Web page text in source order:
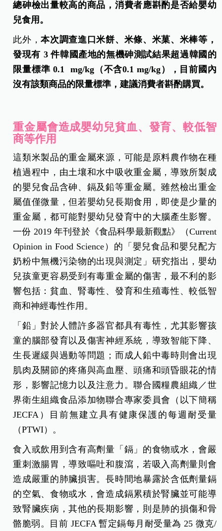
總砷檢出量較高的商品，消費者應斟酌是否給嬰幼
兒食用。
此外，本次調查進口米餅、米條、米菓、米棒等，
發現有 3件韓國產地的無機砷測試結果超過韓國的
限量標準 0.1 mg/kg（不含0.1 mg/kg），目前國內
沒有該類商品的限量標準，建議消費者斟酌購買。
重金屬會造成嬰幼兒貧血、發育、較低智
商等作用
這類米製品的重金屬來源，可能是原料農作物在種
植過程中，由土壤和水中吸收重金屬，導致所製成
的嬰兒食品含砷、鎘及鉛等重金屬。雖然檢出重金
屬值僅微量，但若嬰幼兒長期食用，即使是少量的
重金屬，都可能對嬰幼兒發育中的大腦產生影響。
一份 2019 年刊登於《食品科學最新觀點》（Current
Opinion in Food Science）的「嬰兒食品和嬰兒配方
奶粉中無機污染物的出現與測定」研究指出，嬰幼
兒孩童更容易受到有毒重金屬的傷害，最不利的影
響包括：貧血、腎毒性、發育和生殖毒性、較低智
商和神經毒性作用。
「鉛」對於人體許多器官都具有毒性，尤其影響孩
童的腦部發育以及傷害神經系統，導致智能下降、
生長遲緩與過動等問題；而成人鉛中毒時則會出現
肌肉及關節的疼痛與高血壓、頭痛和頭昏眼花的情
形，影響記憶力以及注意力。聯合國糧農組織／世
界衛生組織食品添加物聯合專家委員會（以下簡稱
JECFA）目前無建立具有健康保護的每週耐受量
（PTWI）。
食入或飲用到含有高劑量「鎘」的食物或水，會嚴
重刺激腸胃，導致嘔吐和腹瀉，若吸入高劑量則會
造成嚴重的肺臟損害。長時間地暴露於含低劑量鎘
的空氣、食物或水，會造成鎘累積於腎臟並可能導
致腎臟疾病，其他的長期影響，則是肺的損傷和骨
骼脆弱。目前 JECFA 暫定鎘每月耐受量為 25 微克/